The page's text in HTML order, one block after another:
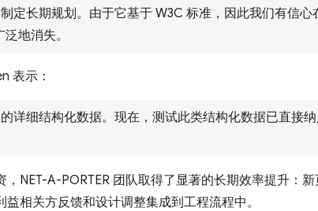
定长期规划。由于它基于 W3C 标准，因此我们有信心
地消失。
表示：
详细结构化数据。现在，测试此类结构化数据已直接
NET-A-PORTER 团队取得了显著的长期效率提升：
相关方反馈和设计调整集成到工程流程中。